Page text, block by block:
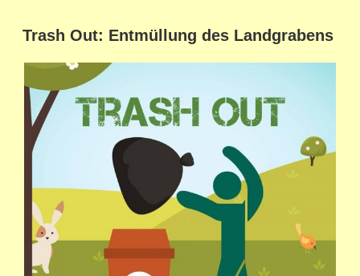
Trash Out: Entmüllung des Landgrabens